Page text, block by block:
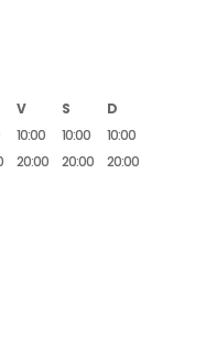
V S
D
10:00
20:00
10:00
20:00
10:00
20:00